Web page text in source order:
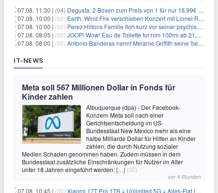
07.08. 11:30 | (04) Degusta: 2 Boxen zum Preis von 1 für nur 16,99€ inkl. Versand
07.08. 10:00 | (00) Earth, Wind Fire verschieben Konzert mit Lionel Richie nach medizinischem Notfall
07.08. 10:00 | (00) Perez Hiltons Familie floh kurz vor seiner psychischen Krise aus dem Haus
07.08. 08:05 | (00) JOOP! Wow! Eau de Toilette for him 100ml ab 21,84€ im Sparabo
07.08. 08:00 | (00) Antonio Banderas nennt Melanie Griffith seine 'beste Freundin'
IT-NEWS
Meta soll 567 Millionen Dollar in Fonds für
Kinder zahlen
Albuquerque (dpa) - Der Facebook-
Konzern Meta soll nach einer
Gerichtsentscheidung im US-
Bundesstaat New Mexico mehr als eine
halbe Milliarde Dollar für Hilfen an Kinder
zahlen, die durch Nutzung sozialer
Medien Schaden genommen haben. Zudem müssen in dem
Bundesstaat zusätzliche Einschränkungen für Nutzer im Alter
unter 18 Jahren eingeführt werden:[…] (00)
vor 4 Stunden
07.08. 10:45 | (00) Xiaomi 17T Pro 1TB + Unlimited 5G + Alles-Flat im o2 Netz für 29,99€/Monat – eff. 1,15€/Monat